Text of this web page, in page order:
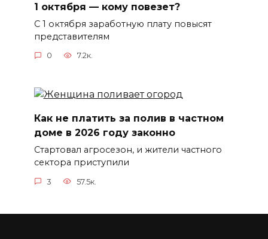
1 октября — кому повезет?
С 1 октября заработную плату повысят
представителям
0 7.2к.
Как не платить за полив в частном
доме в 2026 году законно
Стартовал агросезон, и жители частного
сектора приступили
3 57.5к.